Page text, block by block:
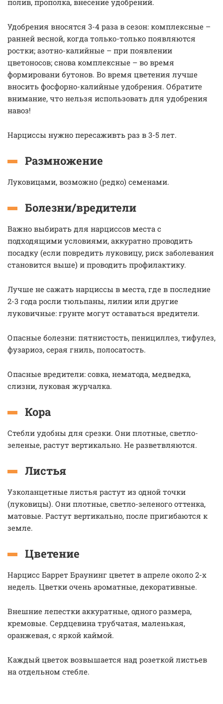
полив, прополка, внесение удобрений.
Удобрения вносятся 3-4 раза в сезон: комплексные –
ранней весной, когда только-только появляются
ростки; азотно-калийные – при появлении
цветоносов; снова комплексные – во время
формировани бутонов. Во время цветения лучше
вносить фосфорно-калийные удобрения. Обратите
внимание, что нельзя использовать для удобрения
навоз!
Нарциссы нужно пересаживть раз в 3-5 лет.
Размножение
Луковицами, возможно (редко) семенами.
Болезни/вредители
Важно выбирать для нарциссов места с
подходящими условиями, аккуратно проводить
посадку (если повредить луковицу, риск заболевания
становится выше) и проводить профилактику.
Лучше не сажать нарциссы в места, где в последние
2-3 года росли тюльпаны, лилии или другие
луковичные: грунте могут оставаться вредители.
Опасные болезни: пятнистость, пенициллез, тифулез,
фузариоз, серая гниль, полосатость.
Опасные вредители: совка, нематода, медведка,
слизни, луковая журчалка.
Кора
Стебли удобны для срезки. Они плотные, светло-
зеленые, растут вертикально. Не разветвляются.
Листья
Узколанцетные листья растут из одной точки
(луковицы). Они плотные, светло-зеленого оттенка,
матовые. Растут вертикально, после пригибаются к
земле.
Цветение
Нарцисс Баррет Браунинг цветет в апреле около 2-х
недель. Цветки очень ароматные, декоративные.
Внешние лепестки аккуратные, одного размера,
кремовые. Сердцевина трубчатая, маленькая,
оранжевая, с яркой каймой.
Каждый цветок возвышается над розеткой листьев
на отдельном стебле.